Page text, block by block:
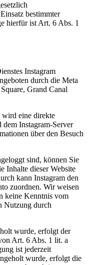
bestimmter
hierfür ist Art. 6 Abs. 1
Instagram
durch die Meta
Grand Canal
wird eine direkte
Instagram-Server
über den Besuch
sind, können Sie
Inhalte dieser Website
kann Instagram den
zuordnen. Wir weisen
keine Kenntnis vom
Nutzung durch
wurde, erfolgt der
Art. 6 Abs. 1 lit. a
ist jederzeit
wurde, erfolgt die